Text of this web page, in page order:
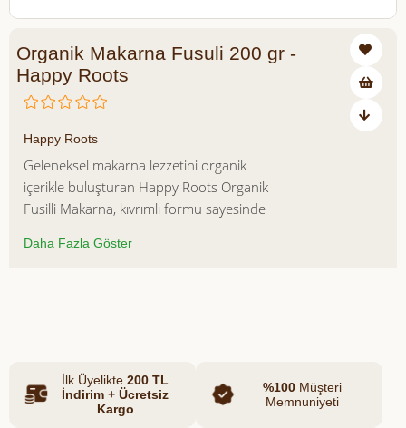
Organik Makarna Fusuli 200 gr -
Happy Roots
Happy Roots
Geleneksel makarna lezzetini organik
içerikle buluşturan Happy Roots Organik
Fusilli Makarna, kıvrımlı formu sayesinde
lokmada dengeli bir lezzet sunar.
yemeklerde hem de soğuk makarna
salatalarında pratik ve şık sunumlar
Daha Fazla Göster
İlk Üyelikte 200 TL
İndirim + Ücretsiz
Kargo
%100Müşteri
Memnuniyeti